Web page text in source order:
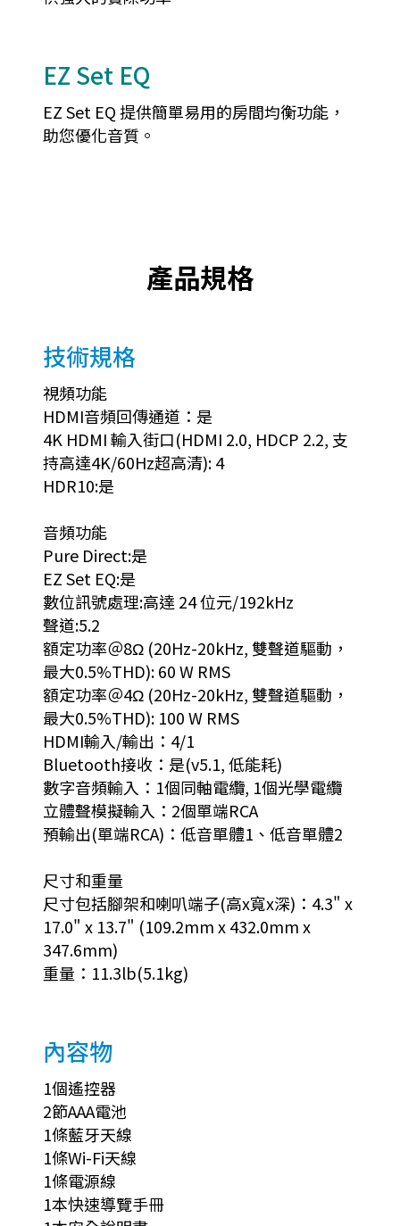
EZ Set EQ
EZ Set EQ 提供簡單易用的房間均衡功能，
助您優化音質。
產品規格
技術規格
視頻功能
HDMI音頻回傳通道：是
4K HDMI 輸入街口(HDMI 2.0, HDCP 2.2, 支
持高達4K/60Hz超高清): 4
HDR10:是
音頻功能
Pure Direct:是
EZ Set EQ:是
數位訊號處理:高達 24 位元/192kHz
聲道:5.2
額定功率＠8Ω (20Hz-20kHz, 雙聲道驅動，
最大0.5%THD): 60 W RMS
額定功率＠4Ω (20Hz-20kHz, 雙聲道驅動，
最大0.5%THD): 100 W RMS
HDMI輸入/輸出：4/1
Bluetooth接收：是(v5.1, 低能耗)
數字音頻輸入：1個同軸電纜, 1個光學電纜
立體聲模擬輸入：2個單端RCA
預輸出(單端RCA)：低音單體1、低音單體2
尺寸和重量
尺寸包括腳架和喇叭端子(高x寬x深)：4.3" x
17.0" x 13.7" (109.2mm x 432.0mm x
347.6mm)
重量：11.3lb(5.1kg)
內容物
1個遙控器
2節AAA電池
1條藍牙天線
1條Wi-Fi天線
1條電源線
1本快速導覽手冊